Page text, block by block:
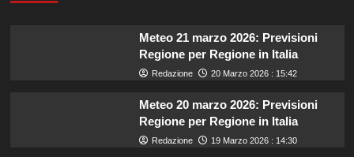
Meteo 21 marzo 2026: Previsioni
Regione per Regione in Italia
Redazione 20 Marzo 2026 : 15:42
Meteo 20 marzo 2026: Previsioni
Regione per Regione in Italia
Redazione 19 Marzo 2026 : 14:30